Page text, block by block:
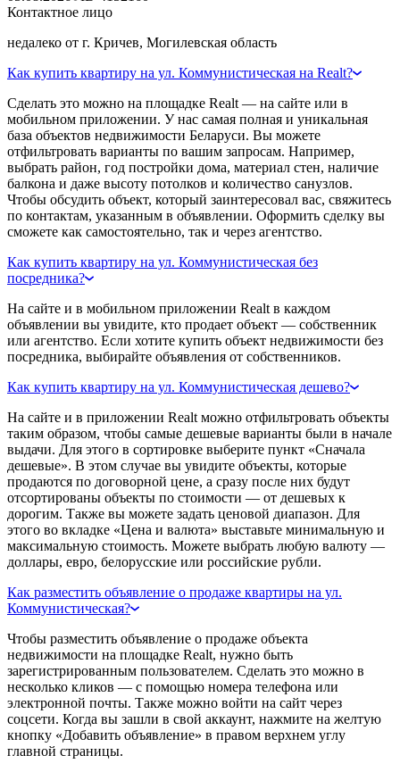
Контактное лицо
недалеко от г. Кричев, Могилевская область
Как купить квартиру на ул. Коммунистическая на Realt?
Сделать это можно на площадке Realt — на сайте или в
мобильном приложении. У нас самая полная и уникальная
база объектов недвижимости Беларуси. Вы можете
отфильтровать варианты по вашим запросам. Например,
выбрать район, год постройки дома, материал стен, наличие
балкона и даже высоту потолков и количество санузлов.
Чтобы обсудить объект, который заинтересовал вас, свяжитесь
по контактам, указанным в объявлении. Оформить сделку вы
сможете как самостоятельно, так и через агентство.
Как купить квартиру на ул. Коммунистическая без
посредника?
На сайте и в мобильном приложении Realt в каждом
объявлении вы увидите, кто продает объект — собственник
или агентство. Если хотите купить объект недвижимости без
посредника, выбирайте объявления от собственников.
Как купить квартиру на ул. Коммунистическая дешево?
На сайте и в приложении Realt можно отфильтровать объекты
таким образом, чтобы самые дешевые варианты были в начале
выдачи. Для этого в сортировке выберите пункт «Сначала
дешевые». В этом случае вы увидите объекты, которые
продаются по договорной цене, а сразу после них будут
отсортированы объекты по стоимости — от дешевых к
дорогим. Также вы можете задать ценовой диапазон. Для
этого во вкладке «Цена и валюта» выставьте минимальную и
максимальную стоимость. Можете выбрать любую валюту —
доллары, евро, белорусские или российские рубли.
Как разместить объявление о продаже квартиры на ул.
Коммунистическая?
Чтобы разместить объявление о продаже объекта
недвижимости на площадке Realt, нужно быть
зарегистрированным пользователем. Сделать это можно в
несколько кликов — с помощью номера телефона или
электронной почты. Также можно войти на сайт через
соцсети. Когда вы зашли в свой аккаунт, нажмите на желтую
кнопку «Добавить объявление» в правом верхнем углу
главной страницы.